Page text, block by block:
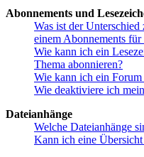
Abonnements und
Was ist der
einem Abonnements
Wie kann ich ein
Thema abonnieren?
Wie kann ich ein Forum
Wie deaktiviere ich
Dateianhänge
Welche Dateianhänge
Kann ich eine